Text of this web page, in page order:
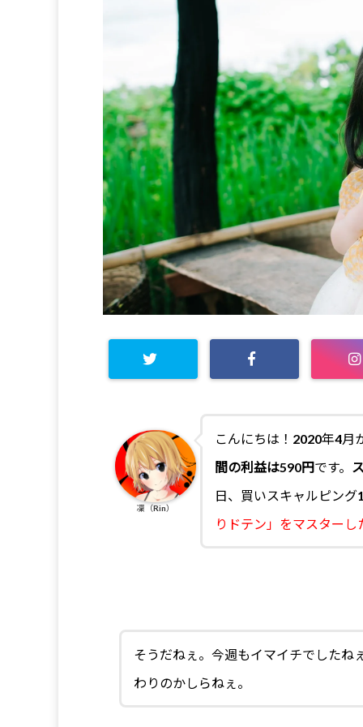
こんにちは！2020年4月
間の利益は590円です。
日、買いスキャルピン
りドテン」をマスターし
凜（Rin）
そうだねぇ。今週もイマイチでしたね
わりのかしらねぇ。